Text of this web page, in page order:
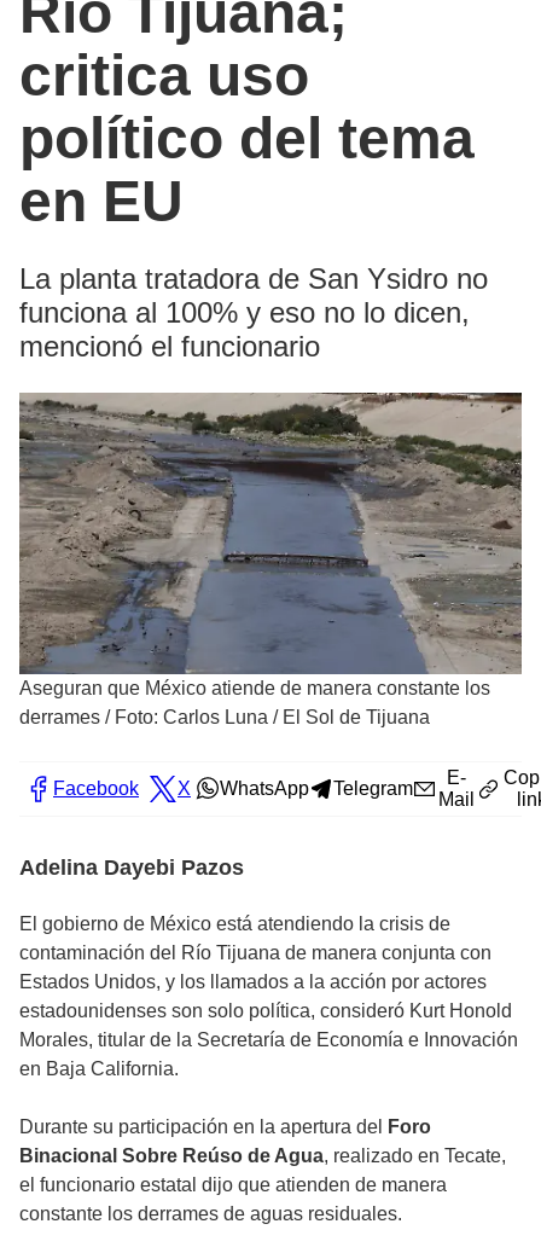
critica uso
político del tema
en EU
La planta tratadora de San Ysidro no
funciona al 100% y eso no lo dicen,
mencionó el funcionario
Aseguran que México atiende de manera constante los
derrames / Foto: Carlos Luna / El Sol de Tijuana
Facebook X WhatsApp Telegram
E-
Mail
Adelina Dayebi Pazos
El gobierno de México está atendiendo la crisis de
contaminación del Río Tijuana de manera conjunta con
Estados Unidos, y los llamados a la acción por actores
estadounidenses son solo política, consideró Kurt Honold
Morales, titular de la Secretaría de Economía e Innovación
en Baja California.
Durante su participación en la apertura del
Foro
Binacional Sobre Reúso de Agua, realizado en Tecate,
el funcionario estatal dijo que atienden de manera
constante los derrames de aguas residuales.